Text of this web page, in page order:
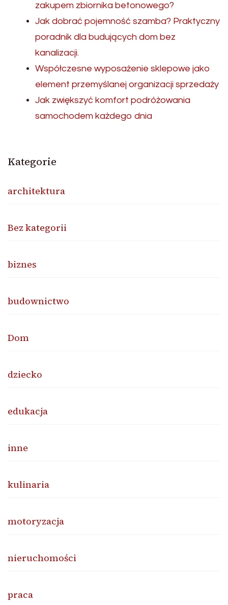
zakupem zbiornika betonowego?
Jak dobrać pojemność szamba? Praktyczny
poradnik dla budujących dom bez
kanalizacji.
Współczesne wyposażenie sklepowe jako
element przemyślanej organizacji sprzedaży
Jak zwiększyć komfort podróżowania
samochodem każdego dnia
Kategorie
architektura
Bez kategorii
biznes
budownictwo
Dom
dziecko
edukacja
inne
kulinaria
motoryzacja
nieruchomości
praca